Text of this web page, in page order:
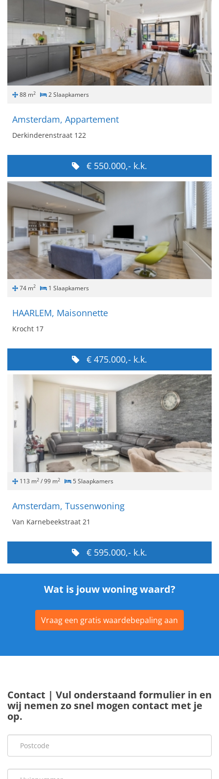
88 m2 2 Slaapkamers
Amsterdam, Appartement
Derkinderenstraat 122
€ 550.000,- k.k.
74 m2 1 Slaapkamers
HAARLEM, Maisonnette
Krocht 17
€ 475.000,- k.k.
113 m2 / 99 m2 5 Slaapkamers
Amsterdam, Tussenwoning
Van Karnebeekstraat 21
€ 595.000,- k.k.
Wat is jouw woning waard?
Vraag een gratis waardebepaling aan
Contact | Vul onderstaand formulier in en
wij nemen zo snel mogen contact met je
op.